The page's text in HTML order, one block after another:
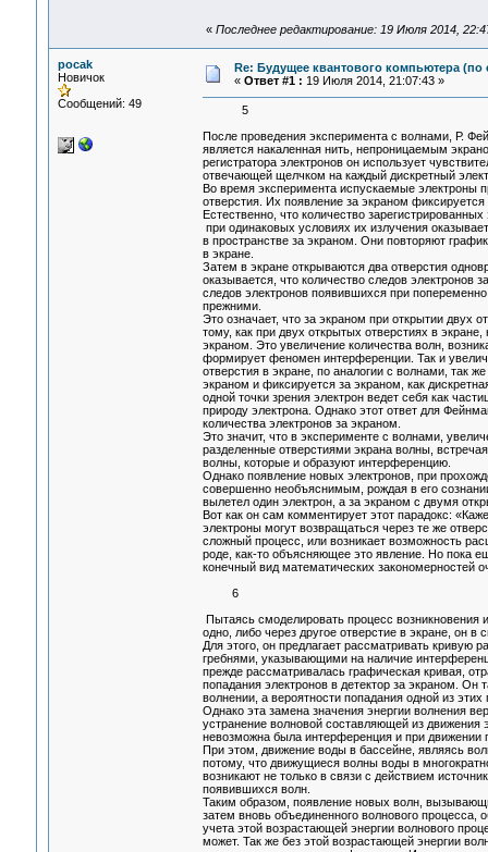
« Последнее редактирование: 19 Июля 2014,
pocak
Новичок
Сообщений: 49
Re: Будущее квантового компьютера (по
« Ответ #1 : 19 Июля 2014, 21:07:43 »
5
После проведения эксперимента с волнами, Р.
является накаленная нить, непроницаемым
регистратора электронов он использует
отвечающей щелчком на каждый дискретный
Во время эксперимента испускаемые электроны
отверстия. Их появление за экраном
Естественно, что количество
при одинаковых условиях их излучения
в пространстве за экраном. Они повторяют
в экране.
Затем в экране открываются два отверстия
оказывается, что количество следов
следов электронов появившихся при
прежними.
Это означает, что за экраном при открытии двух
тому, как при двух открытых отверстиях в
экраном. Это увеличение количества волн,
формирует феномен интерференции. Так и
отверстия в экране, по аналогии с волнами, так
экраном и фиксируется за экраном, как
одной точки зрения электрон ведет себя как
природу электрона. Однако этот ответ для
количества электронов за экраном.
Это значит, что в эксперименте с волнами,
разделенные отверстиями экрана волны,
волны, которые и образуют интерференцию.
Однако появление новых электронов, при
совершенно необъяснимым, рождая в его
вылетел один электрон, а за экраном с двумя
Вот как он сам комментирует этот парадокс:
электроны могут возвращаться через те же
сложный процесс, или возникает возможность
роде, как-то объясняющее это явление. Но пока
конечный вид математических закономерностей
6
Пытаясь смоделировать процесс
одно, либо через другое отверстие в экране, он
Для этого, он предлагает рассматривать кривую
гребнями, указывающими на наличие
прежде рассматривалась графическая кривая,
попадания электронов в детектор за экраном. Он
волнении, а вероятности попадания одной из
Однако эта замена значения энергии волнения
устранение волновой составляющей из
невозможна была интерференция и при движении
При этом, движение воды в бассейне, являясь
потому, что движущиеся волны воды в
возникают не только в связи с действием
появившихся волн.
Таким образом, появление новых волн,
затем вновь объединенного волнового
учета этой возрастающей энергии волнового
может. Так же без этой возрастающей энергии